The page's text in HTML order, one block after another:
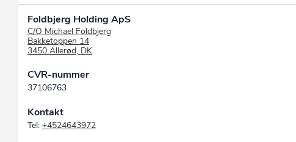
Foldbjerg Holding ApS
C/O Michael Foldbjerg
Bakketoppen 14
3450 Allerød, DK
CVR-nummer
37106763
Kontakt
Tel: +4524643972